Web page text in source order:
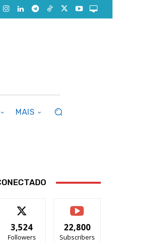
MAIS
3,524
Followers
22,800
Subscribers